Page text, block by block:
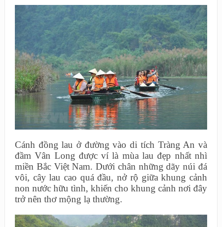
Cánh đồng lau ở đường vào di tích Tràng An và
đầm Vân Long được ví là mùa lau đẹp nhất nhì
miền Bắc Việt Nam. Dưới chân những dãy núi đá
vôi, cây lau cao quá đầu, nở rộ giữa khung cảnh
non nước hữu tình, khiến cho khung cảnh nơi đây
trở nên thơ mộng lạ thường.